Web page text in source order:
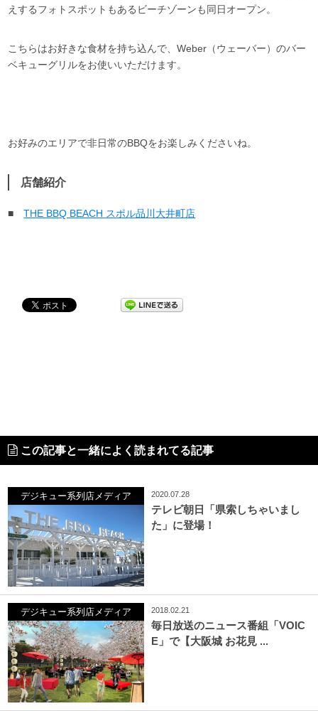
えするフォトスポットもあるビーチゾーンも同日オープン。
こちらはお好きな食材を持ち込んで、Weber（ウェーバー）のバー
ベキューグリルをお使いいただけます。
お好みのエリアで非日常のBBQをお楽しみくださいね。
店舗紹介
■THE BBQ BEACH スポル品川大井町店
この記事と一緒によく読まれてる記事
デジキュー系列店メディア 2020.07.28
テレビ朝日「県索しちゃいまし
た」に登場！
デジキュー系列店メディア 2018.02.21
毎日放送のニュース番組「VOIC
E」で【大阪城 お花見 ...